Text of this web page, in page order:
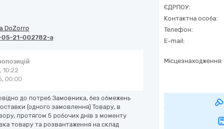
DoZorro
21-002782-a
10:22
00:00
до потреб Замовника, без обмежень
(одного замовлення) Товару, в
протягом 5 робочих днів з моменту
товару та розвантаження на склад
ЄДРПОУ:
Контактна особа:
Телефон:
E-mail:
Місцезнаходження: